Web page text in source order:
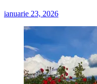
ianuarie 23, 2026